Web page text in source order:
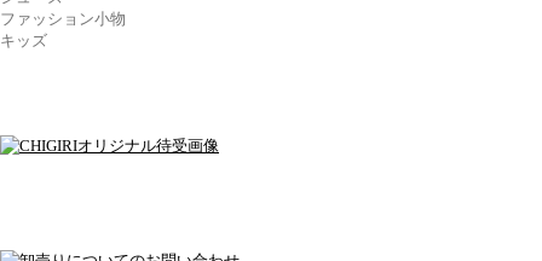
ファッション小物
キッズ